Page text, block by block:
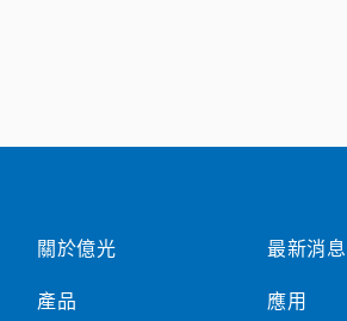
關於億光
產品
最新消息
應用